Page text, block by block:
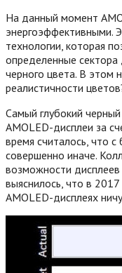
На данный момент
энергоэффективными.
технологии, которая
определенные
черного цвета. В этом
реалистичности
Самый глубокий
AMOLED-дисплеи за
время считалось, что
совершенно иначе.
возможности
выяснилось, что в
AMOLED-дисплеях